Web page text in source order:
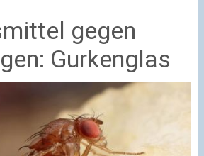
gegen
Gurkenglas